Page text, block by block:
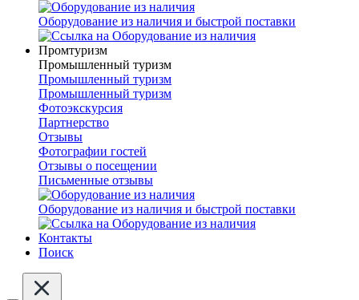
Оборудование из наличия и быстрой поставки
Промтуризм
Промышленный туризм
Промышленный туризм
Промышленный туризм
Фотоэкскурсия
Партнерство
Отзывы
Фотографии гостей
Отзывы о посещении
Письменные отзывы
Оборудование из наличия и быстрой поставки
Контакты
Поиск